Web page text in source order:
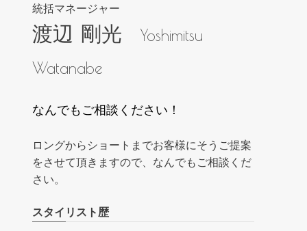
統括マネージャー
渡辺 剛光
Yoshimitsu
Watanabe
なんでもご相談ください！
ロングからショートまでお客様にそうご提案
をさせて頂きますので、なんでもご相談くだ
さい。
スタイリスト歴